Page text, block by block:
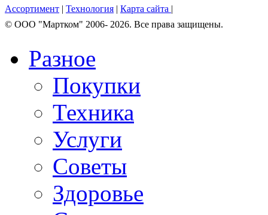
Ассортимент | Технология | Карта сайта |
© OOO "Мартком" 2006- 2026. Все права защищены.
Разное
Покупки
Техника
Услуги
Советы
Здоровье